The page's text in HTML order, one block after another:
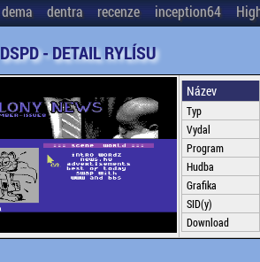
dema dentra recenze inception64
DSPD - DETAIL RYLÍSU
Název
Typ
Vydal
Program
Hudba
Grafika
SID(y)
Download